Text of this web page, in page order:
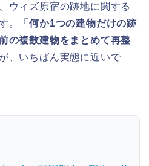
ウィズ原宿の跡地に関する
。
「何か1つの建物だけの跡
の複数建物をまとめて再整
、いちばん実態に近いで